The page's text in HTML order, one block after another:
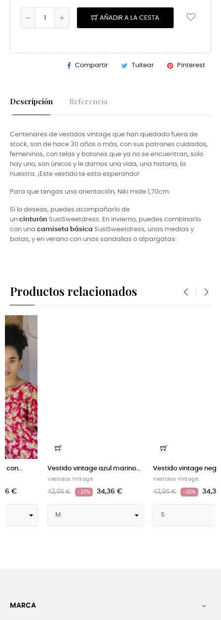
AÑADIR A LA CESTA
Compartir Tuitear Pinterest
Descripción Referencia
Centenares de vestidos vintage que han quedado fuera de
stock, son de hace 30 años o más, con sus patrones cuidados,
femeninos, con telas y botones que ya no se encuentran, solo
hay uno, son únicos y le damos una vida, una historia, la
nuestra. ¡Este vestido te esta esperando!
Para que tengas una orientación, Niki mide 1,70cm.
Si lo deseas, puedes acompañarlo de
un cinturón SusiSweetdress. En invierno, puedes combinarlo
con una camiseta básica SusiSweetdress, unas medias y
botas, y en verano con unas sandalias o alpargatas.
Productos relacionados
Vestido vintage azul marino...
Vestidos Vintage
42,95 € -20% 34,36 €
Vestido vintage negro...
Vestidos Vintage
42,95 € -20% 34,36 €
MARCA 